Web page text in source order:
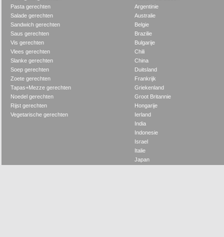
Pasta gerechten
Salade gerechten
Sandwich gerechten
Saus gerechten
Vis gerechten
Vlees gerechten
Slanke gerechten
Soep gerechten
Zoete gerechten
Tapas+Mezze gerechten
Noedel gerechten
Rijst gerechten
Vegetarische gerechten
Argentinie
Australie
Belgie
Brazilie
Bulgarije
Chili
China
Duitsland
Frankrijk
Griekenland
Groot Britannie
Hongarije
Ierland
India
Indonesie
Israel
Italie
Japan